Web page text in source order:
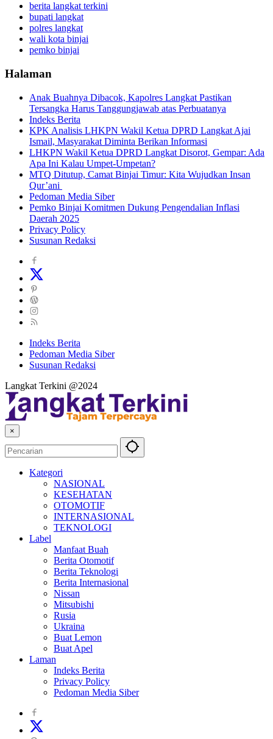
berita langkat terkini
bupati langkat
polres langkat
wali kota binjai
pemko binjai
Halaman
Anak Buahnya Dibacok, Kapolres Langkat Pastikan
Tersangka Harus Tanggungjawab atas Perbuatanya
Indeks Berita
KPK Analisis LHKPN Wakil Ketua DPRD Langkat Ajai
Ismail, Masyarakat Diminta Berikan Informasi
LHKPN Wakil Ketua DPRD Langkat Disorot, Gempar: Ada
Apa Ini Kalau Umpet-Umpetan?
MTQ Ditutup, Camat Binjai Timur: Kita Wujudkan Insan
Qur’ani
Pedoman Media Siber
Pemko Binjai Komitmen Dukung Pengendalian Inflasi
Daerah 2025
Privacy Policy
Susunan Redaksi
Indeks Berita
Pedoman Media Siber
Susunan Redaksi
Langkat Terkini @2024
×
Kategori
NASIONAL
KESEHATAN
OTOMOTIF
INTERNASIONAL
TEKNOLOGI
Label
Manfaat Buah
Berita Otomotif
Berita Teknologi
Berita Internasional
Nissan
Mitsubishi
Rusia
Ukraina
Buat Lemon
Buat Apel
Laman
Indeks Berita
Privacy Policy
Pedoman Media Siber